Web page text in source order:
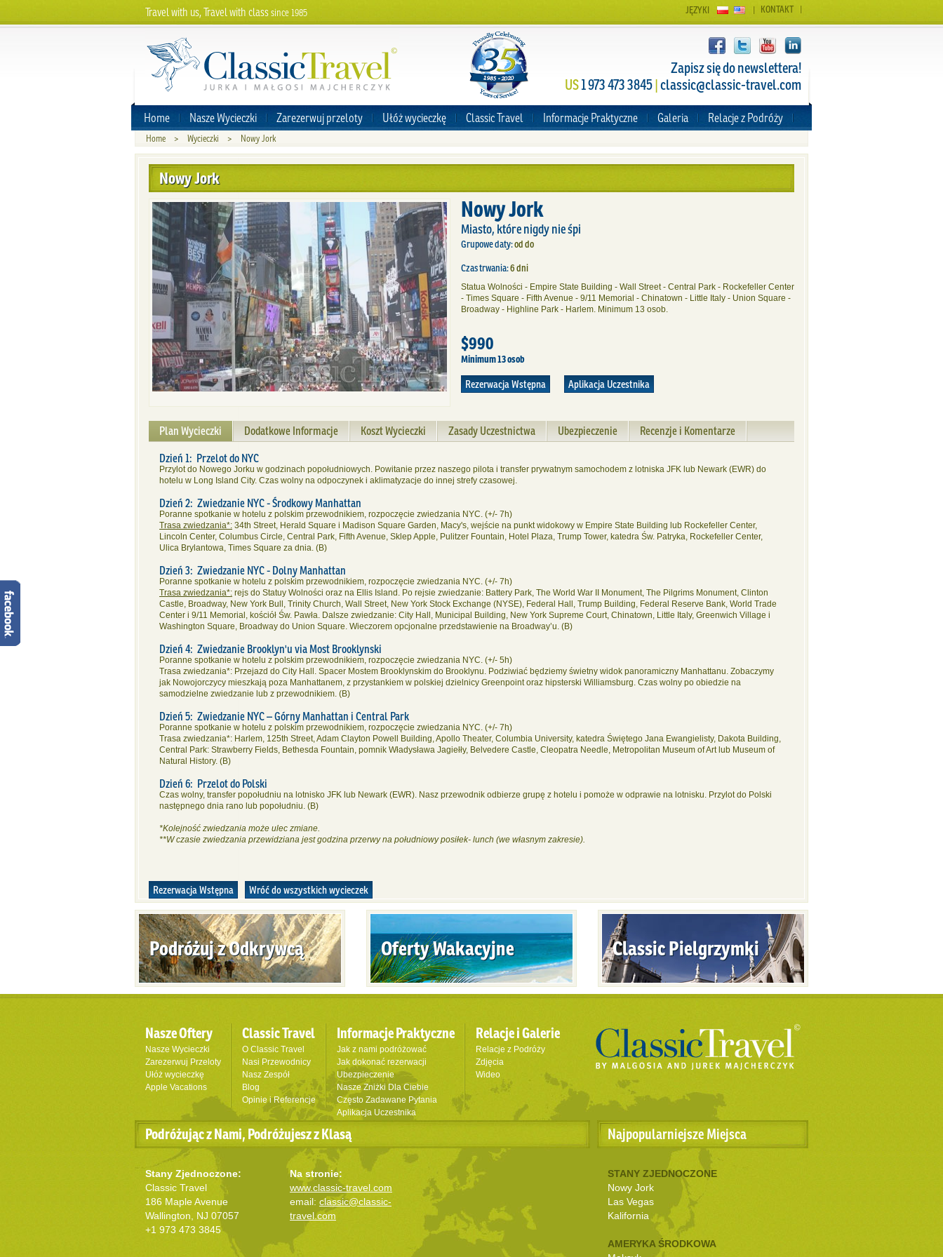
Travel with us, Travel with classsince 1985 KONTAKT
JĘZYKI
Zapisz się do newslettera!
US1 973 473 3845|classic@classic-travel.com
Home Nasze Wycieczki Zarezerwuj przeloty Ułóż wycieczkę Classic Travel Informacje Praktyczne Galeria Relacje z Podróży
Home > Wycieczki > Nowy Jork
Nowy Jork
Nowy Jork
Miasto, które nigdy nie śpi
Grupowe daty:od do
Czas trwania:6 dni
Statua Wolności - Empire State Building - Wall Street - Central Park - Rockefeller Center
- Times Square - Fifth Avenue - 9/11 Memorial - Chinatown - Little Italy - Union Square -
Broadway - Highline Park - Harlem. Minimum 13 osob.
$990
Minimum 13 osob
Rezerwacja Wstępna Aplikacja Uczestnika
Plan Wycieczki Dodatkowe Informacje Koszt Wycieczki Zasady Uczestnictwa Ubezpieczenie
Recenzje i Komentarze
Dzień 1: Przelot do NYC
Przylot do Nowego Jorku w godzinach popołudniowych. Powitanie przez naszego pilota i transfer prywatnym samochodem z lotniska JFK lub Newark (EWR) do
hotelu w Long Island City. Czas wolny na odpoczynek i aklimatyzacje do innej strefy czasowej.
Dzień 2: Zwiedzanie NYC - Środkowy Manhattan
Poranne spotkanie w hotelu z polskim przewodnikiem, rozpoczęcie zwiedzania NYC. (+/- 7h)
Trasa zwiedzania*: 34th Street, Herald Square i Madison Square Garden, Macy's, wejście na punkt widokowy w Empire State Building lub Rockefeller Center,
Lincoln Center, Columbus Circle, Central Park, Fifth Avenue, Sklep Apple, Pulitzer Fountain, Hotel Plaza, Trump Tower, katedra Św. Patryka, Rockefeller Center,
Ulica Brylantowa, Times Square za dnia. (B)
Dzień 3: Zwiedzanie NYC - Dolny Manhattan
Poranne spotkanie w hotelu z polskim przewodnikiem, rozpoczęcie zwiedzania NYC. (+/- 7h)
Trasa zwiedzania*: rejs do Statuy Wolności oraz na Ellis Island. Po rejsie zwiedzanie: Battery Park, The World War II Monument, The Pilgrims Monument, Clinton
Castle, Broadway, New York Bull, Trinity Church, Wall Street, New York Stock Exchange (NYSE), Federal Hall, Trump Building, Federal Reserve Bank, World Trade
Center i 9/11 Memorial, kościół Św. Pawła. Dalsze zwiedzanie: City Hall, Municipal Building, New York Supreme Court, Chinatown, Little Italy, Greenwich Village i
Washington Square, Broadway do Union Square. Wieczorem opcjonalne przedstawienie na Broadway’u. (B)
Dzień 4: Zwiedzanie Brooklyn'u via Most Brooklynski
Poranne spotkanie w hotelu z polskim przewodnikiem, rozpoczęcie zwiedzania NYC. (+/- 5h)
Trasa zwiedzania*: Przejazd do City Hall. Spacer Mostem Brooklynskim do Brooklynu. Podziwiać będziemy świetny widok panoramiczny Manhattanu. Zobaczymy
jak Nowojorczycy mieszkają poza Manhattanem, z przystankiem w polskiej dzielnicy Greenpoint oraz hipsterski Williamsburg. Czas wolny po obiedzie na
samodzielne zwiedzanie lub z przewodnikiem. (B)
Dzień 5: Zwiedzanie NYC – Górny Manhattan i Central Park
Poranne spotkanie w hotelu z polskim przewodnikiem, rozpoczęcie zwiedzania NYC. (+/- 7h)
Trasa zwiedzania*: Harlem, 125th Street, Adam Clayton Powell Building, Apollo Theater, Columbia University, katedra Świętego Jana Ewangielisty, Dakota Building,
Central Park: Strawberry Fields, Bethesda Fountain, pomnik Władysława Jagiełły, Belvedere Castle, Cleopatra Needle, Metropolitan Museum of Art lub Museum of
Natural History. (B)
Dzień 6: Przelot do Polski
Czas wolny, transfer popołudniu na lotnisko JFK lub Newark (EWR). Nasz przewodnik odbierze grupę z hotelu i pomoże w odprawie na lotnisku. Przylot do Polski
następnego dnia rano lub popołudniu. (B)
*Kolejność zwiedzania może ulec zmiane.
**W czasie zwiedzania przewidziana jest godzina przerwy na południowy posiłek- lunch (we własnym zakresie).
Rezerwacja Wstępna Wróć do wszystkich wycieczek
Podróżuj z Odkrywcą Oferty Wakacyjne Classic Pielgrzymki
Nasze Oftery
Nasze Wycieczki
Zarezerwuj Przeloty
Ułóż wycieczkę
Apple Vacations
Classic Travel
O Classic Travel
Nasi Przewodnicy
Nasz Zespół
Blog
Opinie i Referencje
Informacje Praktyczne
Jak z nami podróżować
Jak dokonać rezerwacji
Ubezpieczenie
Nasze Zniżki Dla Ciebie
Często Zadawane Pytania
Aplikacja Uczestnika
Relacje i Galerie
Relacje z Podróży
Zdjęcia
Wideo
Podróżując z Nami, Podróżujesz z Klasą
Stany Zjednoczone:
Classic Travel
186 Maple Avenue
Wallington, NJ 07057
+1 973 473 3845
Na stronie:
www.classic-travel.com
email: classic@classic-
travel.com
Najpopularniejsze Miejsca
STANY ZJEDNOCZONE
Nowy Jork
Las Vegas
Kalifornia
AMERYKA ŚRODKOWA